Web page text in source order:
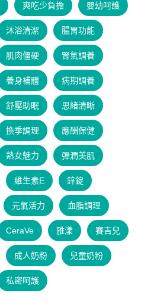
爽吃少負擔 嬰幼呵護
沐浴清潔 腸胃功能
肌肉僵硬 腎氣調養
養身補體 病期調養
舒壓助眠 思緒清晰
換季調理 應酬保健
熟女魅力 彈潤美肌
維生素E 鋅錠
元氣活力 血脂調理
CeraVe 雅漾 賽吉兒
成人奶粉 兒童奶粉
私密呵護